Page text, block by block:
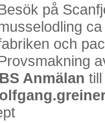
på
och
Anmälan till